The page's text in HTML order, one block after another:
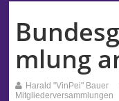
mlung
Harald "VinPei" Bauer
Mitgliederversammlungen